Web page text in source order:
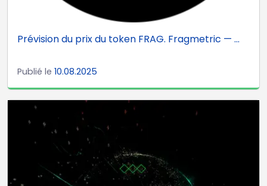
Prévision du prix du token FRAG. Fragmetric — ...
Publié le 10.08.2025